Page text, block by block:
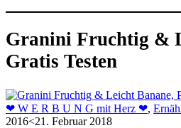
Granini Fruchtig &
Gratis Testen
❤ W E R B U N G mit Herz ❤,
2016<21. Februar 2018